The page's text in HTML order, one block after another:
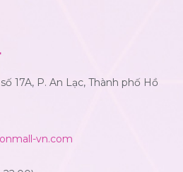
17A, P. An Lạc, Thành phố Hồ
vn.com